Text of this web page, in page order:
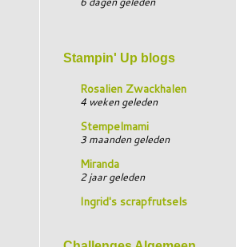
Stampin' Up blogs
Rosalien Zwackhalen
4 weken geleden
Stempelmami
3 maanden geleden
Miranda
2 jaar geleden
Ingrid's scrapfrutsels